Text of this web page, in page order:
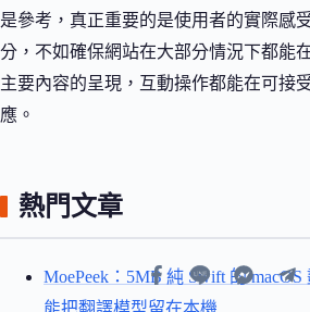
是參考，真正重要的是使用者的實際感
分，不如確保網站在大部分情況下都能
主要內容的呈現，互動操作都能在可接
應。
熱門文章
MoePeek：5MB 純 Swift 的 macOS